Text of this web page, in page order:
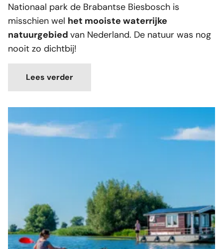
Nationaal park de Brabantse Biesbosch is
misschien wel het mooiste waterrijke
natuurgebied van Nederland. De natuur was nog
nooit zo dichtbij!
Lees verder